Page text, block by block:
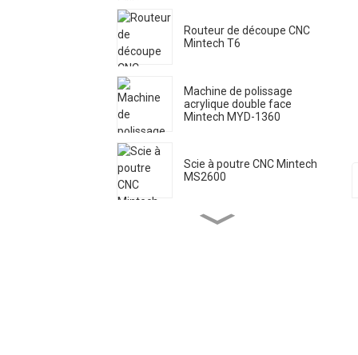
Routeur de découpe CNC
Mintech T6
Machine de polissage
acrylique double face
Mintech MYD-1360
Scie à poutre CNC Mintech
MS2600